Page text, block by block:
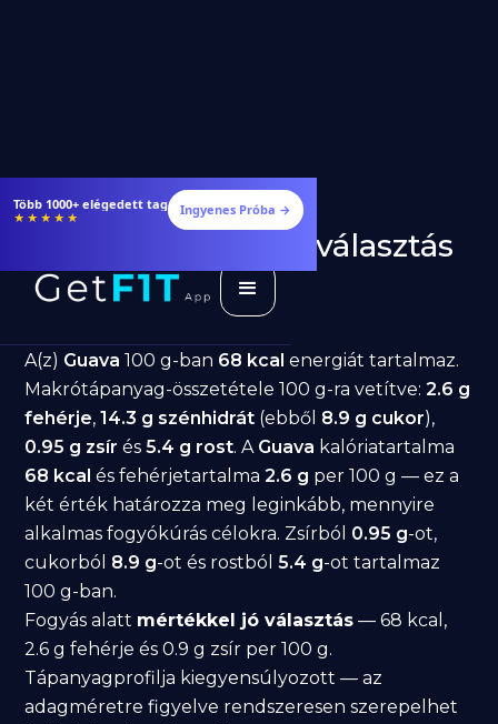
Több 1000+ elégedett tag
★★★★★ Ingyenes Próba →
Guava fogyásra: jó választás
diéta alatt?
A(z) Guava 100 g-ban 68 kcal energiát tartalmaz.
Makrótápanyag-összetétele 100 g-ra vetítve:2.6 g
fehérje,14.3 g szénhidrát (ebből 8.9 g cukor),
0.95 g zsír és5.4 g rost. A Guava kalóriatartalma
68 kcal és fehérjetartalma2.6 g per 100 g — ez a
két érték határozza meg leginkább, mennyire
alkalmas fogyókúrás célokra. Zsírból 0.95 g-ot,
cukorból 8.9 g-ot és rostból5.4 g-ot tartalmaz
100 g-ban.
Fogyás alatt mértékkel jó választás — 68 kcal,
2.6 g fehérje és 0.9 g zsír per 100 g.
Tápanyagprofilja kiegyensúlyozott — az
adagméretre figyelve rendszeresen szerepelhet